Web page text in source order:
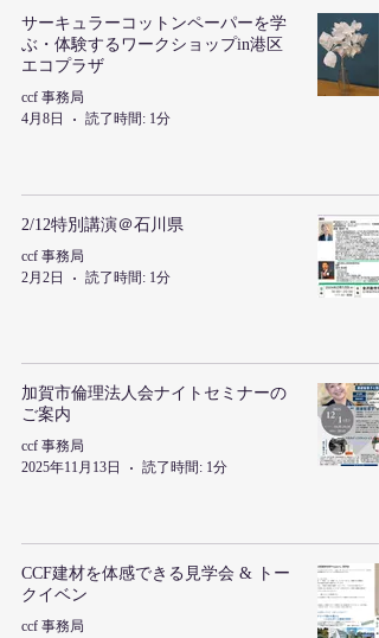
サーキュラーコットンペーパーを学
ぶ・体験するワークショップin港区
エコプラザ
ccf 事務局
4月8日
読了時間: 1分
2/12特別講演＠石川県
ccf 事務局
2月2日
読了時間: 1分
加賀市倫理法人会ナイトセミナーの
ご案内
ccf 事務局
2025年11月13日
読了時間: 1分
CCF建材を体感できる見学会 & トー
クイベン
ccf 事務局